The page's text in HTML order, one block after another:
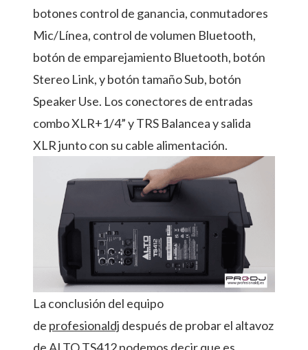
botones control de ganancia, conmutadores
Mic/Línea, control de volumen Bluetooth,
botón de emparejamiento Bluetooth, botón
Stereo Link, y botón tamaño Sub, botón
Speaker Use. Los conectores de entradas
combo XLR+1/4” y TRS Balancea y salida
XLR junto con su cable alimentación.
La conclusión del equipo
de profesionaldj después de probar el altavoz